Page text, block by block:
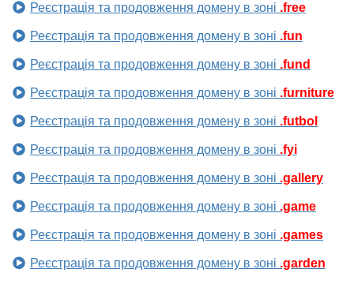
Реєстрація та продовження домену в зоні .free
Реєстрація та продовження домену в зоні .fun
Реєстрація та продовження домену в зоні .fund
Реєстрація та продовження домену в зоні .furniture
Реєстрація та продовження домену в зоні .futbol
Реєстрація та продовження домену в зоні .fyi
Реєстрація та продовження домену в зоні .gallery
Реєстрація та продовження домену в зоні .game
Реєстрація та продовження домену в зоні .games
Реєстрація та продовження домену в зоні .garden